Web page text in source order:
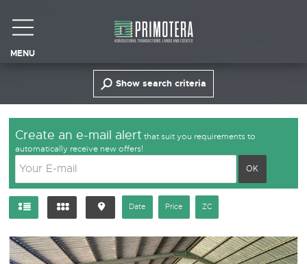
MENU
Show search criteria
Create an e-mail alert that suit you requirements to
automatically receive new offers!
Date Price ZC